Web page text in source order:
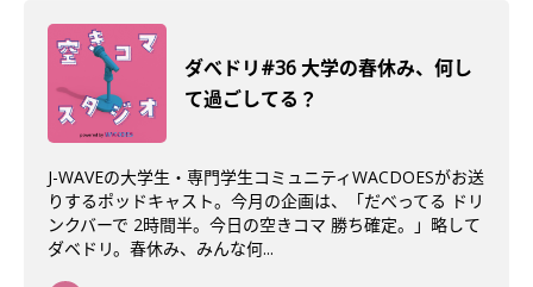
ダべドリ#36 大学の春休み、何し
て過ごしてる？
J-WAVEの大学生・専門学生コミュニティWACDOESがお送
りするポッドキャスト。今月の企画は、「だべってる ドリ
ンクバーで 2時間半。今日の空きコマ 勝ち確定。」略して
ダベドリ。春休み、みんな何...